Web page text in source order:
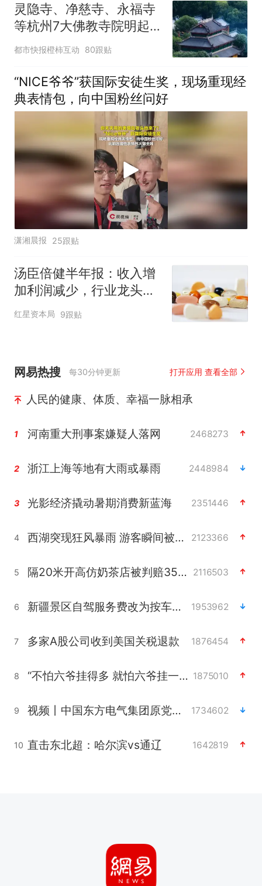
灵隐寺、净慈寺、永福寺
等杭州7大佛教寺院明起
临时关闭，别跑空了
都市快报橙柿互动 80跟贴
“NICE爷爷”获国际安徒生奖，现场重现经
典表情包，向中国粉丝问好
潇湘晨报 25跟贴
汤臣倍健半年报：收入增
加利润减少，行业龙头的
AB面
红星资本局 9跟贴
网易热搜 每30分钟更新 打开应用 查看全部
人民的健康、体质、幸福一脉相承
1 河南重大刑事案嫌疑人落网 2468273
2 浙江上海等地有大雨或暴雨 2448984
3 光影经济撬动暑期消费新蓝海 2351446
4 西湖突现狂风暴雨 游客瞬间被浇透 2123366
5 隔20米开高仿奶茶店被判赔35万元 2116503
6 新疆景区自驾服务费改为按车收费 1953962
7 多家A股公司收到美国关税退款 1876454
8 “不怕六爷挂得多 就怕六爷挂一颗” 1875010
9 视频丨中国东方电气集团原党组副书记、董事宋致远被查 1734602
10 直击东北超：哈尔滨vs通辽 1642819